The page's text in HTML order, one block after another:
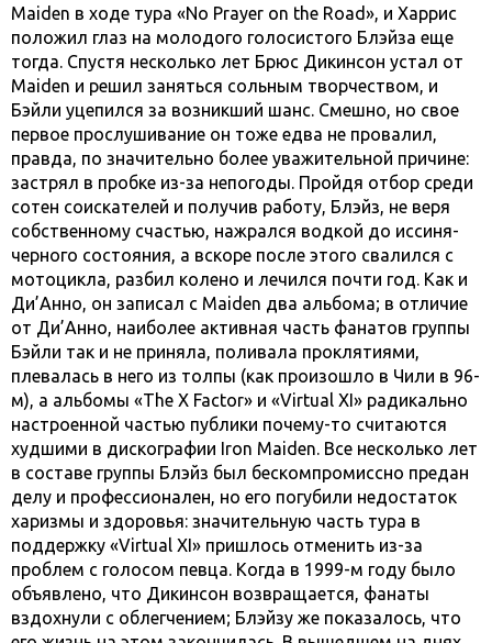
Maiden в ходе тура «No Prayer on the Road», и Харрис
положил глаз на молодого голосистого Блэйза еще
тогда. Спустя несколько лет Брюс Дикинсон устал от
Maiden и решил заняться сольным творчеством, и
Бэйли уцепился за возникший шанс. Смешно, но свое
первое прослушивание он тоже едва не провалил,
правда, по значительно более уважительной причине:
застрял в пробке из-за непогоды. Пройдя отбор среди
сотен соискателей и получив работу, Блэйз, не веря
собственному счастью, нажрался водкой до иссиня-
черного состояния, а вскоре после этого свалился с
мотоцикла, разбил колено и лечился почти год. Как и
Ди’Анно, он записал с Maiden два альбома; в отличие
от Ди’Анно, наиболее активная часть фанатов группы
Бэйли так и не приняла, поливала проклятиями,
плевалась в него из толпы (как произошло в Чили в 96-
м), а альбомы «The X Factor» и «Virtual XI» радикально
настроенной частью публики почему-то считаются
худшими в дискографии Iron Maiden. Все несколько лет
в составе группы Блэйз был бескомпромиссно предан
делу и профессионален, но его погубили недостаток
харизмы и здоровья: значительную часть тура в
поддержку «Virtual XI» пришлось отменить из-за
проблем с голосом певца. Когда в 1999-м году было
объявлено, что Дикинсон возвращается, фанаты
вздохнули с облегчением; Блэйзу же показалось, что